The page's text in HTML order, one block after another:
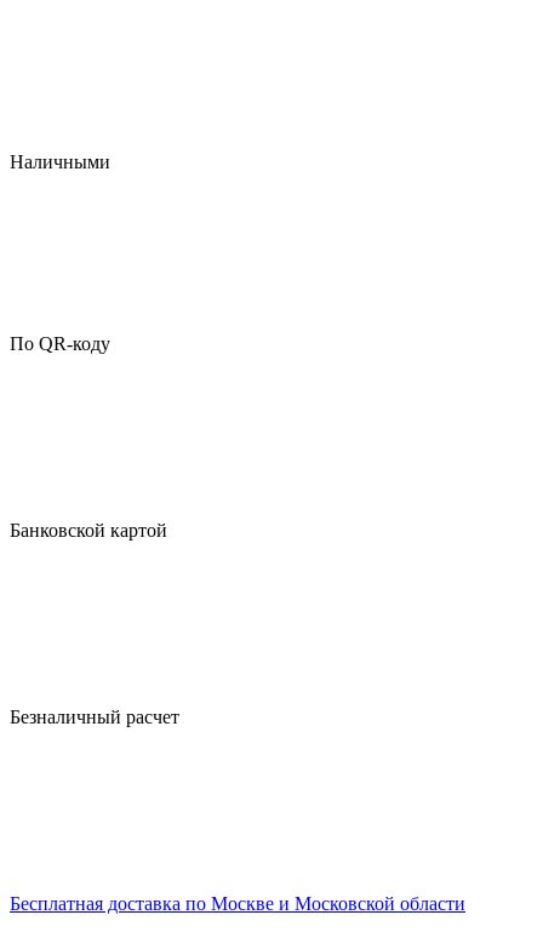
Наличными
По QR-коду
Банковской картой
Безналичный расчет
Бесплатная доставка по Москве и Московской области